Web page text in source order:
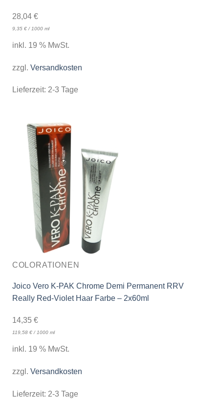
28,04 €
9,35 €/ 1000 ml
inkl. 19 % MwSt.
zzgl. Versandkosten
Lieferzeit: 2-3 Tage
COLORATIONEN
Joico Vero K-PAK Chrome Demi Permanent RRV
Really Red-Violet Haar Farbe – 2x60ml
14,35 €
119,58 €/1000 ml
inkl. 19 % MwSt.
zzgl. Versandkosten
Lieferzeit: 2-3 Tage